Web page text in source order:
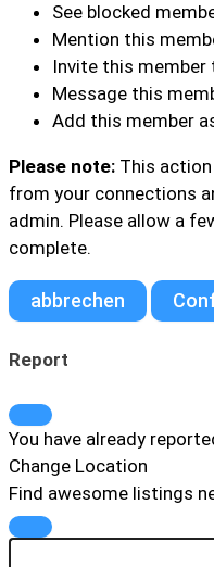
See blocked
Mention this
Invite this member
Message this
Add this member
Please note: This
from your connections
admin. Please allow a
complete.
Report
You have already
Change Location
Find awesome listings
Change Location